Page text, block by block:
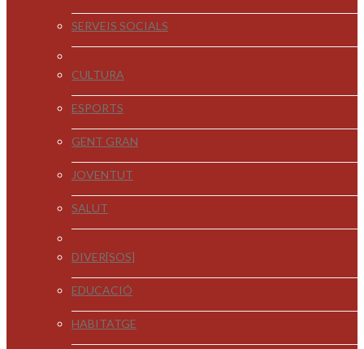
SERVEIS SOCIALS
CULTURA
ESPORTS
GENT GRAN
JOVENTUT
SALUT
DIVER[SOS]
EDUCACIÓ
HABITATGE